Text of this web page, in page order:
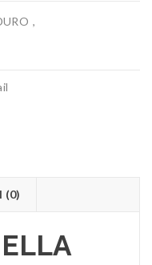
,
(0)